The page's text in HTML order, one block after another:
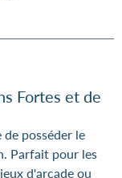
Fortes et de
posséder le
Parfait pour les
d'arcade ou